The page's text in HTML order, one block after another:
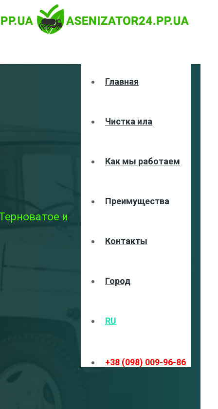
Главная
Чистка ила
Как мы работаем
Преимущества
Контакты
Город
RU
+38 (098) 009-96-86
и